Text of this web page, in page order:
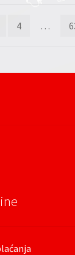
4 …